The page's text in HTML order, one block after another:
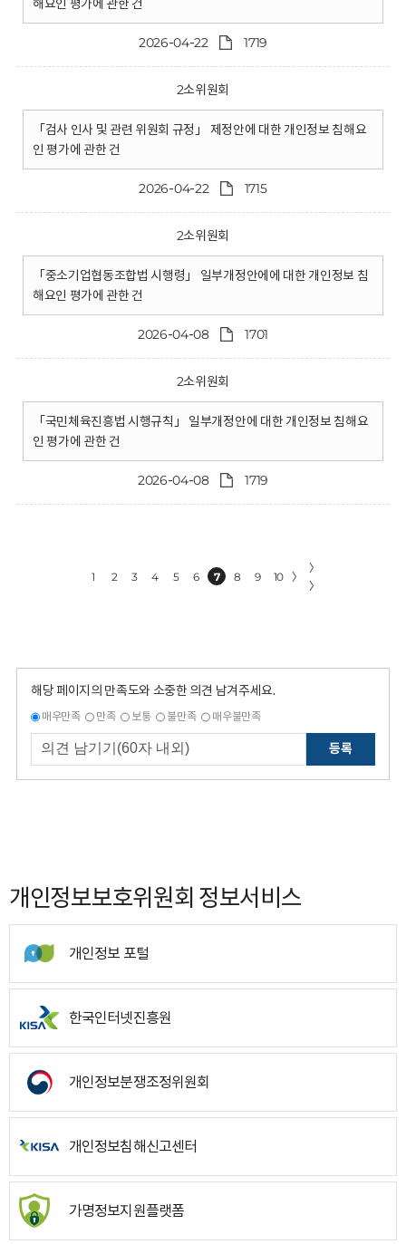
해요인 평가에 관한 건
2026-04-22 1719
2소위원회
「검사 인사 및 관련 위원회 규정」 제정안에 대한 개인정보 침해요
인 평가에 관한 건
2026-04-22 1715
2소위원회
「중소기업협동조합법 시행령」 일부개정안에에 대한 개인정보 침
해요인 평가에 관한 건
2026-04-08 1701
2소위원회
「국민체육진흥법 시행규칙」 일부개정안에 대한 개인정보 침해요
인 평가에 관한 건
2026-04-08 1719
1 2 3 4 5 6 7 8 9 10 〉
〉
〉
해당 페이지의 만족도와 소중한 의견 남겨주세요.
매우만족 만족 보통 불만족 매우불만족
등록
개인정보보호위원회 정보서비스
개인정보 포털
한국인터넷진흥원
개인정보분쟁조정위원회
개인정보침해신고센터
가명정보지원플랫폼